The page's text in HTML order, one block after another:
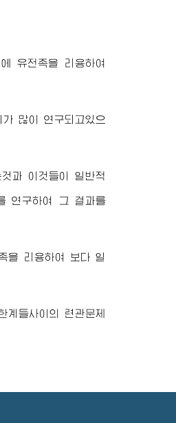
유전족을 리용하여
많이 연구되고있으
과 이것들이 일반적
연구하여 그 결과를
을 리용하여 보다 일
들사이의 련관문제